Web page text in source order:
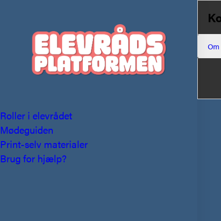
Roller i elevrådet
Mødeguiden
Print-selv materialer
Brug for hjælp?
Om